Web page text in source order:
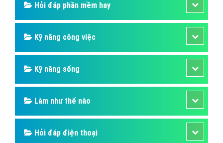
Hỏi đáp phần mềm hay
Kỹ năng công việc
Kỹ năng sống
Làm như thế nào
Hỏi đáp điện thoại